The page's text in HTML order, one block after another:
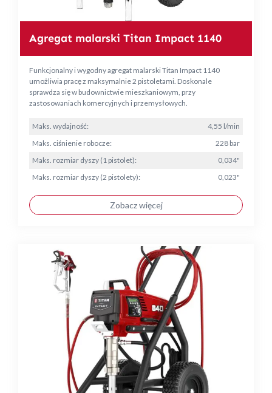
Agregat malarski Titan Impact 1140
Funkcjonalny i wygodny agregat malarski Titan Impact 1140
umożliwia pracę z maksymalnie 2 pistoletami. Doskonale
sprawdza się w budownictwie mieszkaniowym, przy
zastosowaniach komercyjnych i przemysłowych.
Maks. wydajność:
4,55 l/min
Maks. ciśnienie robocze:
228 bar
Maks. rozmiar dyszy (1 pistolet):
0,034"
Maks. rozmiar dyszy (2 pistolety):
0,023"
Zobacz więcej